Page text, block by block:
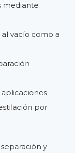
mediante
vacío como a
por
y